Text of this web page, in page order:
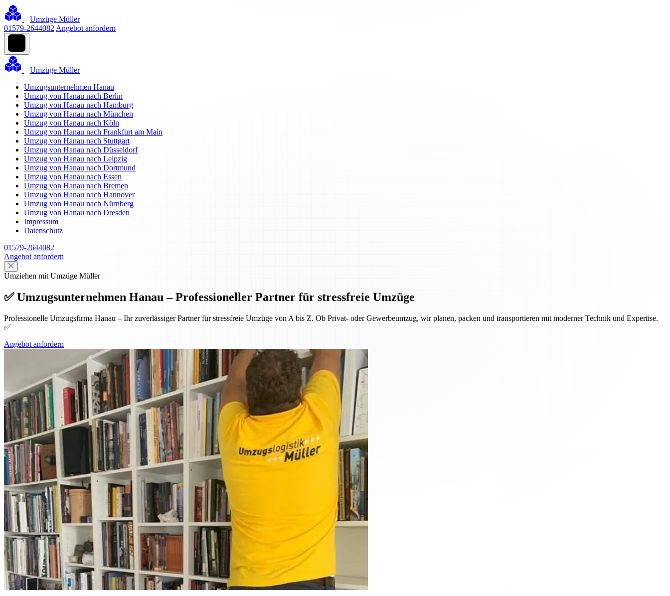
Umzüge Müller
01579-2644082 Angebot anfordern
Umzüge Müller
Umzugsunternehmen Hanau
Umzug von Hanau nach Berlin
Umzug von Hanau nach Hamburg
Umzug von Hanau nach München
Umzug von Hanau nach Köln
Umzug von Hanau nach Frankfurt am Main
Umzug von Hanau nach Stuttgart
Umzug von Hanau nach Düsseldorf
Umzug von Hanau nach Leipzig
Umzug von Hanau nach Dortmund
Umzug von Hanau nach Essen
Umzug von Hanau nach Bremen
Umzug von Hanau nach Hannover
Umzug von Hanau nach Nürnberg
Umzug von Hanau nach Dresden
Impressum
Datenschutz
01579-2644082
Angebot anfordern
Umziehen mit Umzüge Müller
✅ Umzugsunternehmen Hanau – Professioneller Partner für stressfreie Umzüge
Professionelle Umzugsfirma Hanau – Ihr zuverlässiger Partner für stressfreie Umzüge von A bis Z. Ob Privat- oder Gewerbeumzug, wir planen, packen und transportieren mit moderner Technik und Expertise.
✅
Angebot anfordern